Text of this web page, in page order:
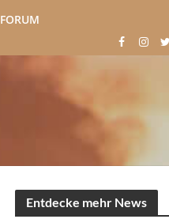
FORUM
Entdecke mehr News